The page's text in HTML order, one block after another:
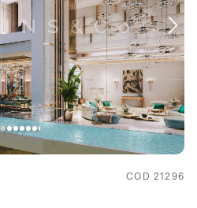
COD 21296